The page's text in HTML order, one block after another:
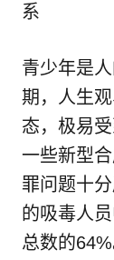
系
青少年是
期，人生
态，极易
一些新型
罪问题十分
的吸毒人
总数的